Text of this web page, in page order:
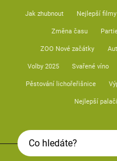
Jak zhubnout Nejlepší
Změna času
ZOO Nové začátky
Volby 2025 Svařené víno
Pěstování lichořeřišnice
Nejlepší